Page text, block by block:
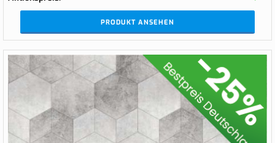
PRODUKT ANSEHEN